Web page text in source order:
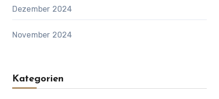
Dezember 2024
November 2024
Kategorien